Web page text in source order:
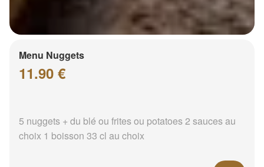
Menu Nuggets
11.90 €
5 nuggets + du blé ou frites ou potatoes 2 sauces au
choix 1 boisson 33 cl au choix